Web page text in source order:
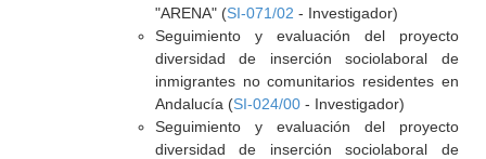
"ARENA" (SI-071/02 - Investigador)
Seguimiento y evaluación del proyecto
diversidad de inserción sociolaboral de
inmigrantes no comunitarios residentes en
Andalucía (SI-024/00- Investigador)
Seguimiento y evaluación del proyecto
diversidad de inserción sociolaboral de